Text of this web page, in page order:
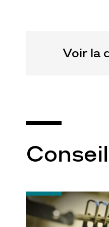
Voir la
-
Quel
indice
d’amincissement